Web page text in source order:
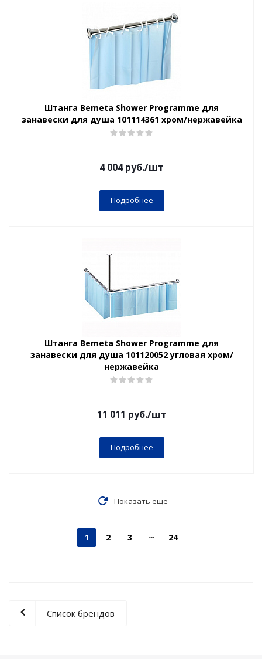
Штанга Bemeta Shower Programme для
занавески для душа 101114361 хром/нержавейка
4 004руб./шт
Подробнее
Штанга Bemeta Shower Programme для
занавески для душа 101120052 угловая хром/
нержавейка
11 011 руб./шт
Подробнее
Показать еще
1 2 3 24
Список брендов